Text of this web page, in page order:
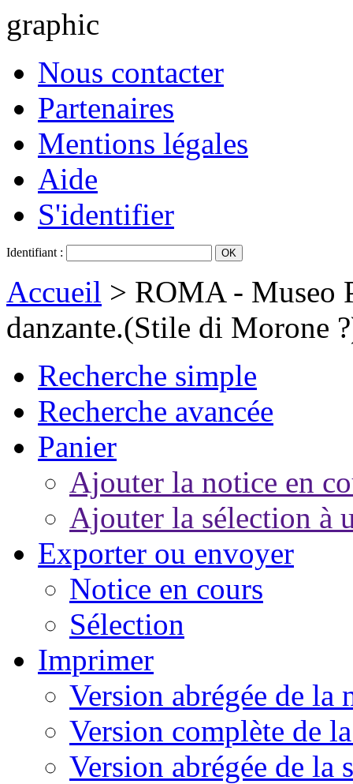
graphic
Nous contacter
Partenaires
Mentions légales
Aide
S'identifier
Identifiant :
Accueil > ROMA - Museo
danzante.(Stile di Morone
Recherche simple
Recherche avancée
Panier
Ajouter la notice en
Ajouter la sélection à
Exporter ou envoyer
Notice en cours
Sélection
Imprimer
Version abrégée de la
Version complète de
Version abrégée de la